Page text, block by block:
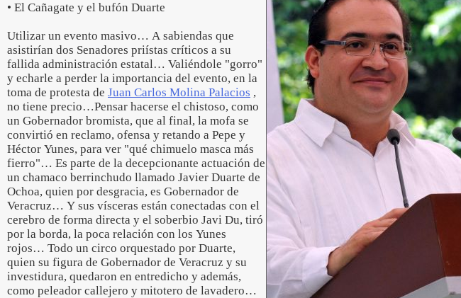
• El Cañagate y el bufón Duarte
Utilizar un evento masivo… A sabiendas que
asistirían dos Senadores priístas críticos a su
fallida administración estatal… Valiéndole "gorro"
y echarle a perder la importancia del evento, en la
toma de protesta de Juan Carlos Molina Palacios ,
no tiene precio…Pensar hacerse el chistoso, como
un Gobernador bromista, que al final, la mofa se
convirtió en reclamo, ofensa y retando a Pepe y
Héctor Yunes, para ver "qué chimuelo masca más
fierro"… Es parte de la decepcionante actuación de
un chamaco berrinchudo llamado Javier Duarte de
Ochoa, quien por desgracia, es Gobernador de
Veracruz… Y sus vísceras están conectadas con el
cerebro de forma directa y el soberbio Javi Du, tiró
por la borda, la poca relación con los Yunes
rojos… Todo un circo orquestado por Duarte,
quien su figura de Gobernador de Veracruz y su
investidura, quedaron en entredicho y además,
como peleador callejero y mitotero de lavadero…